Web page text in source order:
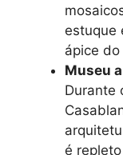
estuque
ápice
Museu
Durante
é